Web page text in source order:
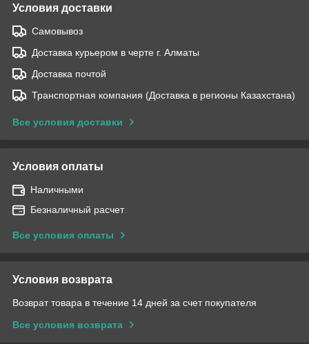
Условия доставки
Самовывоз
Доставка курьером в черте г. Алматы
Доставка почтой
Транспортная компания (Доставка в регионы Казахстана)
Все условия доставки
Условия оплаты
Наличными
Безналичный расчет
Все условия оплаты
Условия возврата
Возврат товара в течение 14 дней за счет покупателя
Все условия возврата